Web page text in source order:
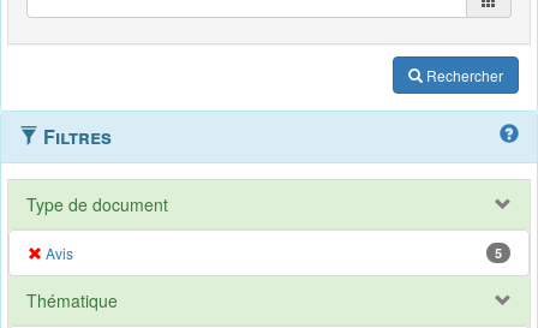
Rechercher
Filtres
Type de document
Avis 5
Thématique